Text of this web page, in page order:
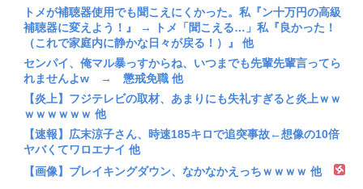
トメが補聴器使用でも聞こえにくかった。私『ン十万円の高級
補聴器に変えよう！』 → トメ「聞こえる…」私『良かった！
（これで家庭内に静かな日々が戻る！）』 他
センパイ、俺マル暴っすからね、いつまでも先輩先輩言ってら
れませんよw → 懲戒免職 他
【炎上】フジテレビの取材、あまりにも失礼すぎると炎上ｗｗ
ｗｗｗｗｗｗ 他
【速報】広末涼子さん、時速185キロで追突事故←想像の10倍
ヤバくてワロエナイ 他
【画像】ブレイキングダウン、なかなかえっちｗｗｗｗ 他